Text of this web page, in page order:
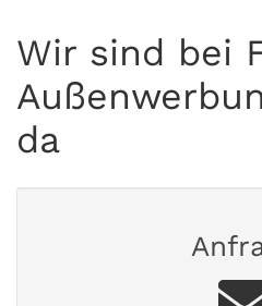
Wir sind bei
da